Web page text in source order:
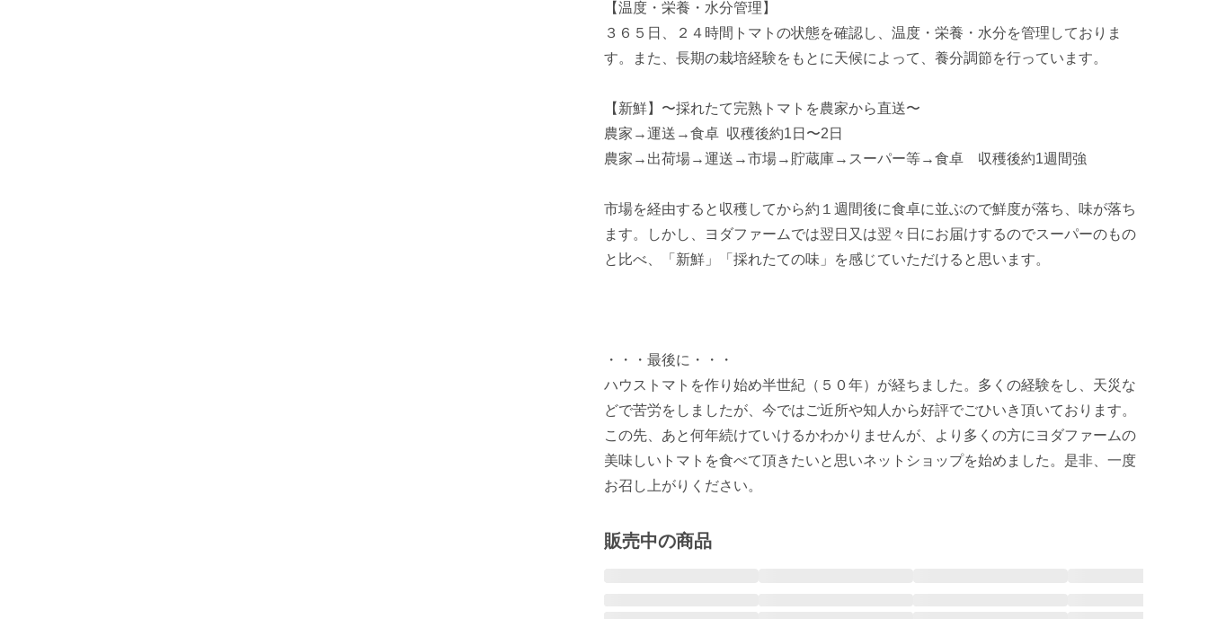
【温度・栄養・水分管理】
３６５日、２４時間トマトの状態を確認し、温度・栄養・水分を管理しておりま
す。また、長期の栽培経験をもとに天候によって、養分調節を行っています。
【新鮮】〜採れたて完熟トマトを農家から直送〜
農家→運送→食卓  収穫後約1日〜2日
農家→出荷場→運送→市場→貯蔵庫→スーパー等→食卓　収穫後約1週間強
市場を経由すると収穫してから約１週間後に食卓に並ぶので鮮度が落ち、味が落ち
ます。しかし、ヨダファームでは翌日又は翌々日にお届けするのでスーパーのもの
と比べ、「新鮮」「採れたての味」を感じていただけると思います。
・・・最後に・・・
ハウストマトを作り始め半世紀（５０年）が経ちました。多くの経験をし、天災な
どで苦労をしましたが、今ではご近所や知人から好評でごひいき頂いております。
この先、あと何年続けていけるかわかりませんが、より多くの方にヨダファームの
美味しいトマトを食べて頂きたいと思いネットショップを始めました。是非、一度
お召し上がりください。
販売中の商品